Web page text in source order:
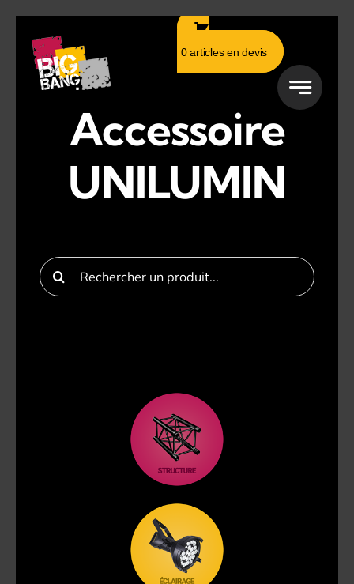
contenu
0 articles en devis
Accessoire
UNILUMIN
Rechercher: